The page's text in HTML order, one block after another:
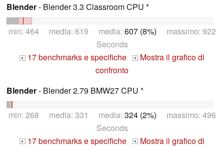
Blender- Blender 3.3 Classroom CPU *
min: 464 media: 619 media: 607 (8%) massimo: 922
Seconds
+ 17 benchmarks e specifiche +
Mostra il grafico di
confronto
Blender- Blender 2.79 BMW27 CPU *
min: 268 media: 331 media: 324 (2%) massimo: 496
Seconds
+ 17 benchmarks e specifiche +
Mostra il grafico di